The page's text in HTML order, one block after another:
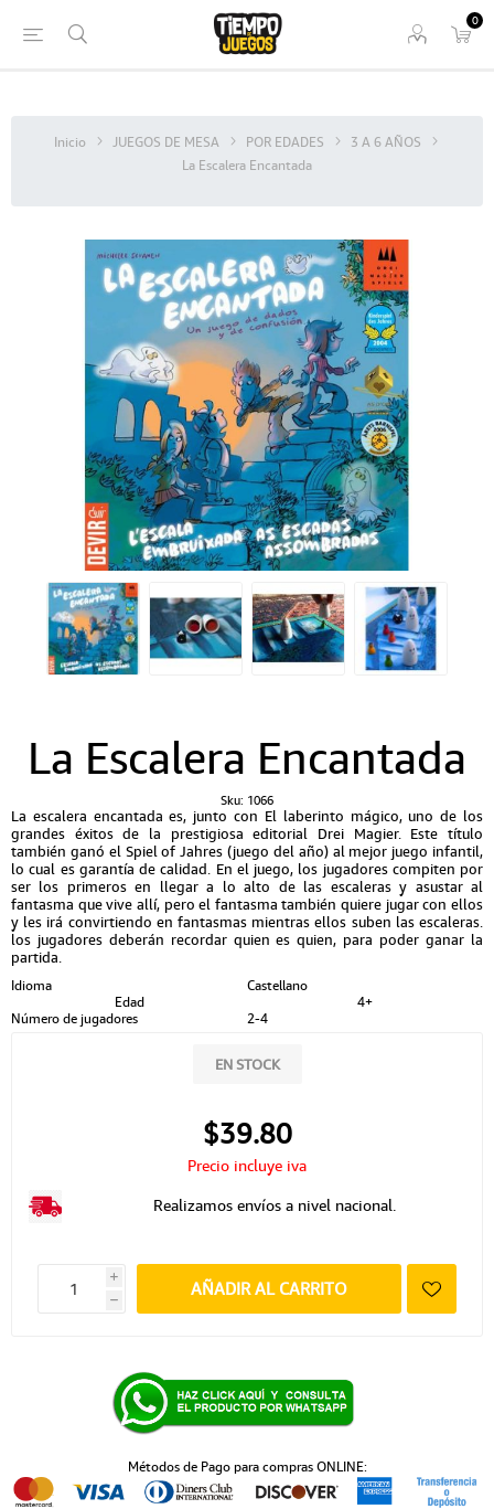
0
Inicio JUEGOS DE MESA POR EDADES
3 A 6 AÑOS
La Escalera Encantada
La Escalera Encantada
Sku: 1066
La escalera encantada es, junto con El laberinto mágico, uno de los
grandes éxitos de la prestigiosa editorial Drei Magier. Este título
también ganó el Spiel of Jahres (juego del año) al mejor juego infantil,
lo cual es garantía de calidad. En el juego, los jugadores compiten por
ser los primeros en llegar a lo alto de las escaleras y asustar al
fantasma que vive allí, pero el fantasma también quiere jugar con ellos
y les irá convirtiendo en fantasmas mientras ellos suben las escaleras.
los jugadores deberán recordar quien es quien, para poder ganar la
partida.
Idioma
Castellano
Edad
4+
Número de jugadores
2-4
EN STOCK
$39.80
Precio incluye iva
Realizamos envíos a nivel nacional.
i
h
AÑADIR AL CARRITO
Métodos de Pago para compras ONLINE: